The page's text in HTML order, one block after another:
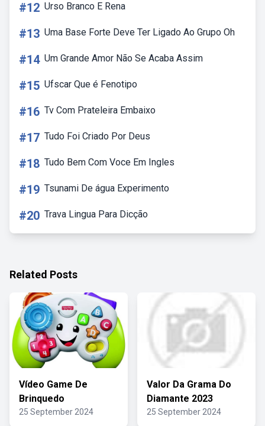
#12 Urso Branco E Rena
#13 Uma Base Forte Deve Ter Ligado Ao Grupo Oh
#14 Um Grande Amor Não Se Acaba Assim
#15 Ufscar Que é Fenotipo
#16 Tv Com Prateleira Embaixo
#17 Tudo Foi Criado Por Deus
#18 Tudo Bem Com Voce Em Ingles
#19 Tsunami De água Experimento
#20 Trava Lingua Para Dicção
Related Posts
Vídeo Game De
Brinquedo
25 September 2024
Valor Da Grama Do
Diamante 2023
25 September 2024